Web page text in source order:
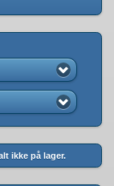
ikke på lager.